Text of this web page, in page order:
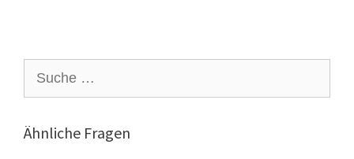
nach:
Ähnliche Fragen